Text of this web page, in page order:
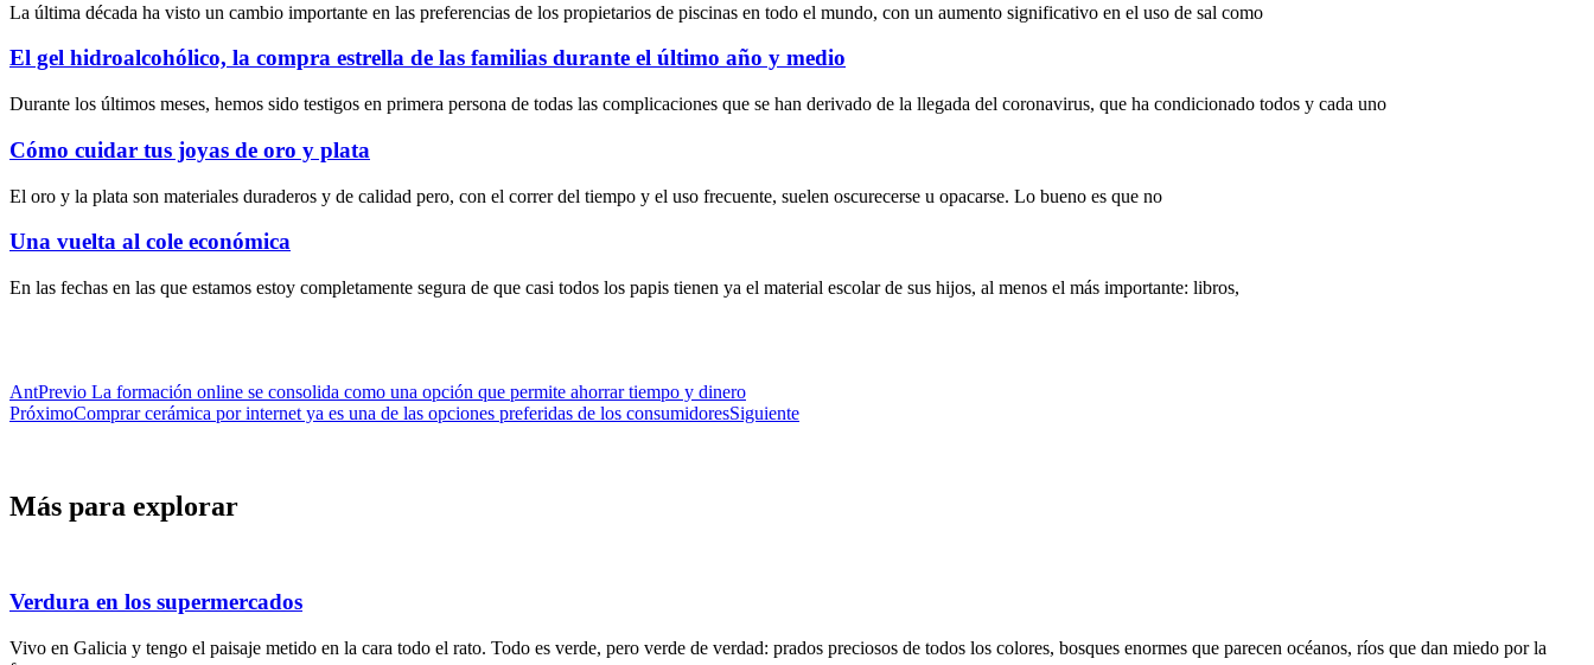
La última década ha visto un cambio importante en las preferencias de los propietarios de piscinas en todo el mundo, con un aumento significativo en el uso de sal como
El gel hidroalcohólico, la compra estrella de las familias durante el último año y medio
Durante los últimos meses, hemos sido testigos en primera persona de todas las complicaciones que se han derivado de la llegada del coronavirus, que ha condicionado todos y cada uno
Cómo cuidar tus joyas de oro y plata
El oro y la plata son materiales duraderos y de calidad pero, con el correr del tiempo y el uso frecuente, suelen oscurecerse u opacarse. Lo bueno es que no
Una vuelta al cole económica
En las fechas en las que estamos estoy completamente segura de que casi todos los papis tienen ya el material escolar de sus hijos, al menos el más importante: libros,
AntPrevio La formación online se consolida como una opción que permite ahorrar tiempo y dinero
PróximoComprar cerámica por internet ya es una de las opciones preferidas de los consumidoresSiguiente
Más para explorar
Verdura en los supermercados
Vivo en Galicia y tengo el paisaje metido en la cara todo el rato. Todo es verde, pero verde de verdad: prados preciosos de todos los colores, bosques enormes que parecen océanos, ríos que dan miedo por la